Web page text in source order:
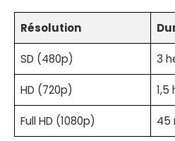
Résolution
SD (480p) 3
HD (720p) 1,5
Full HD (1080p) 45